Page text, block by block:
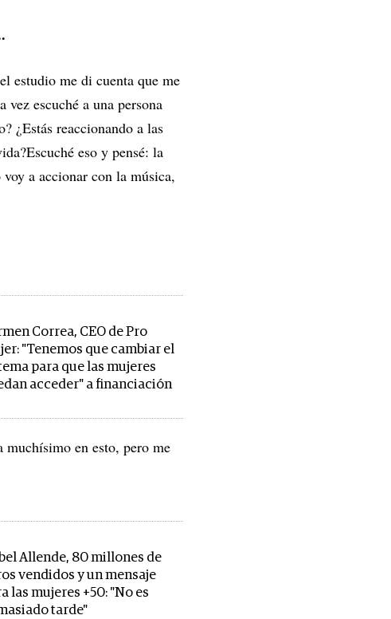
estudio me di cuenta que me
escuché a una persona
¿Estás reaccionando a las
eso y pensé: la
a accionar con la música,
Correa, CEO de Pro
"Tenemos que cambiar el
para que las mujeres
acceder" a financiación
muchísimo en esto, pero me
Allende, 80 millones de
vendidos y un mensaje
las mujeres +50: "No es
tarde"